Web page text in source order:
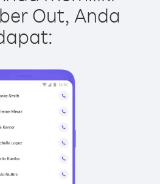
Out, Anda